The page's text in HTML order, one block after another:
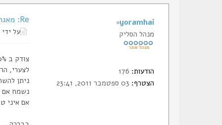
Re: מאגר המטווחים של הסליק
על ידי
צודק ב 100%
לצערי,
ניתן
נשמח אם
אם איני
yoramhai
מנהל הסליק
הודעות:
הצטרף: